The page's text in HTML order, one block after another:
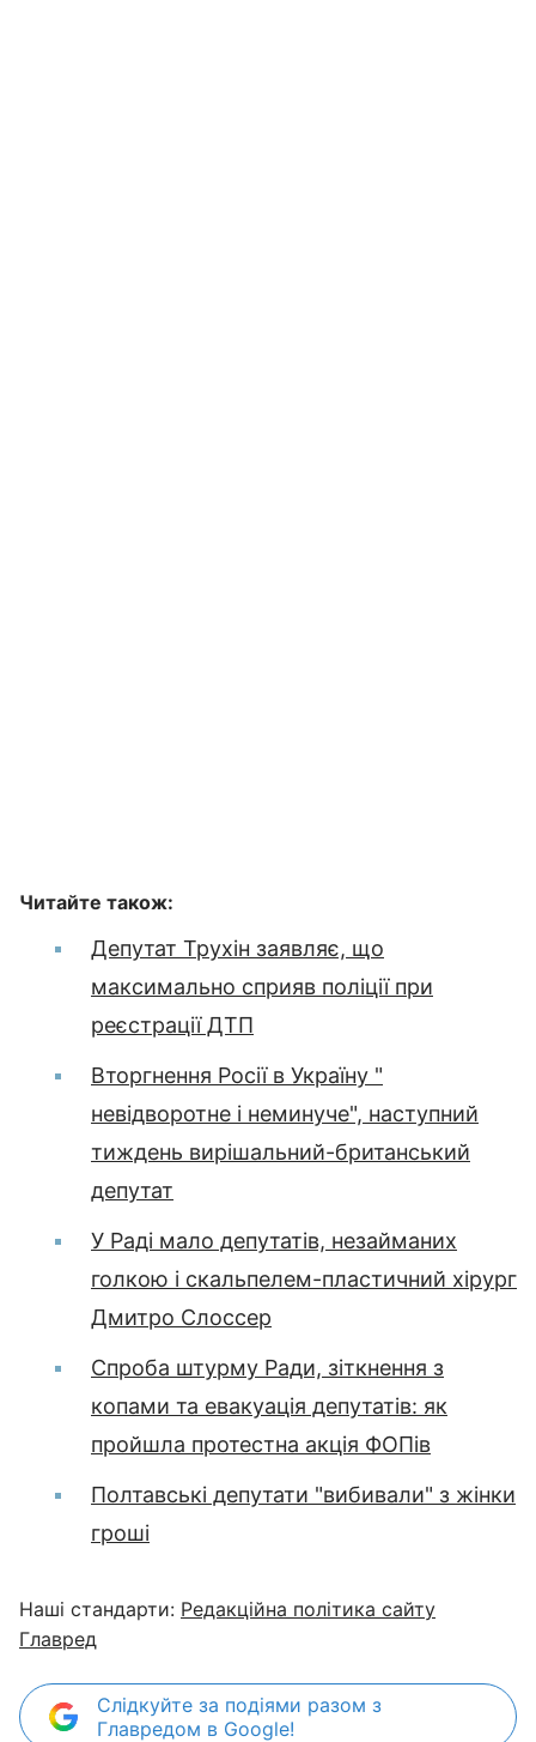
Читайте також:
Депутат Трухін заявляє, що
максимально сприяв поліції при
реєстрації ДТП
Вторгнення Росії в Україну "
невідворотне і неминуче", наступний
тиждень вирішальний-британський
депутат
У Раді мало депутатів, незайманих
голкою і скальпелем-пластичний хірург
Дмитро Слоссер
Спроба штурму Ради, зіткнення з
копами та евакуація депутатів: як
пройшла протестна акція ФОПів
Полтавські депутати "вибивали" з жінки
гроші
Наші стандарти: Редакційна політика сайту
Главред
Слідкуйте за подіями разом з
Главредом в Google!